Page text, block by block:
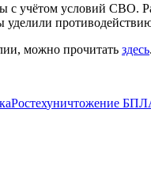
с учётом условий СВО.
можно прочитать здесь.
Ростехуничтожение